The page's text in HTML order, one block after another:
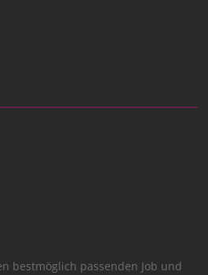
bestmöglich passenden Job und